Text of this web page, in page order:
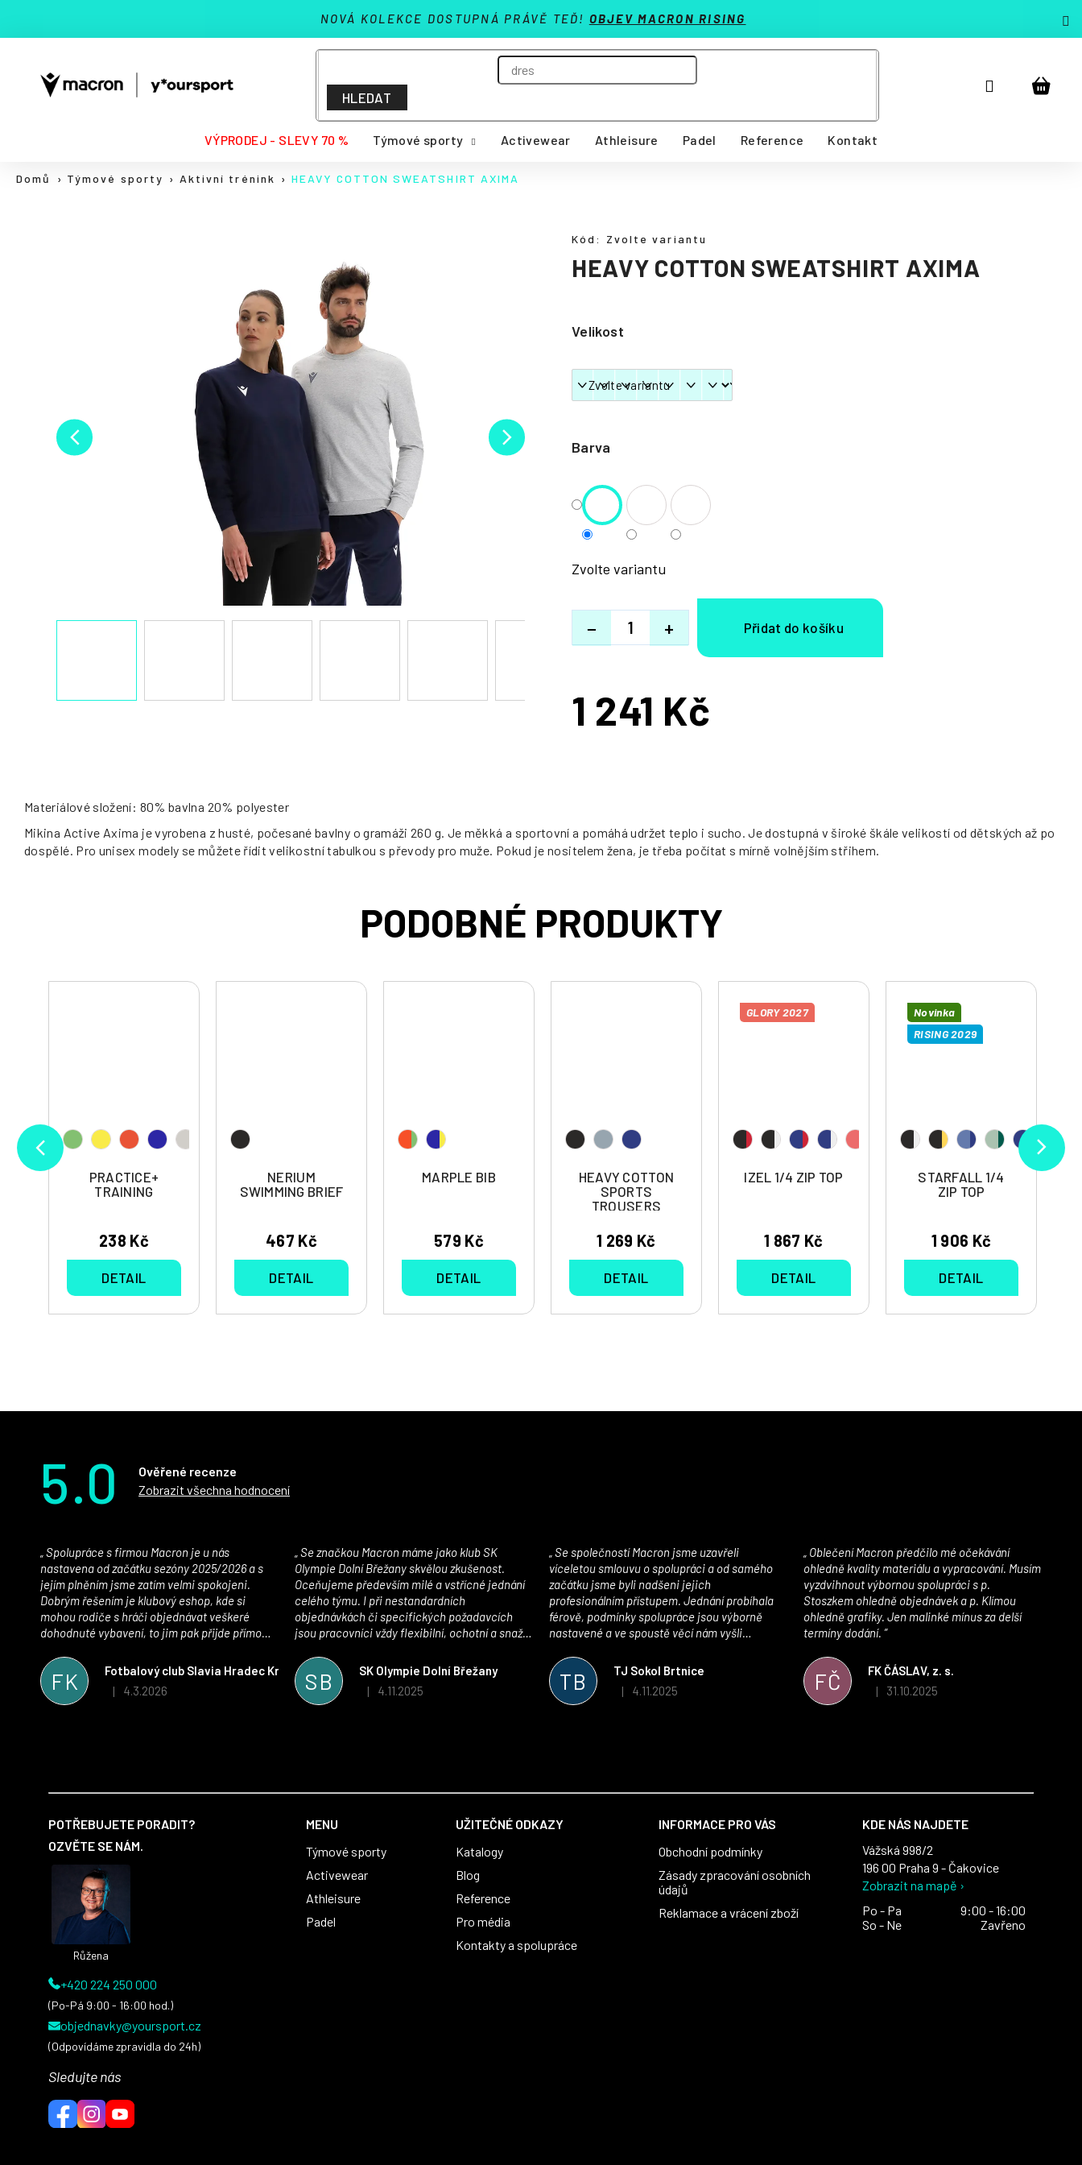
obsah
NOVÁ KOLEKCE DOSTUPNÁ PRÁVĚ TEĎ! OBJEV MACRON RISING
HLEDAT
Přihlášení
VÝPRODEJ - SLEVY 70 % Týmové sporty Activewear Athleisure Padel Reference Kontakt
Domů Týmové sporty Aktivní trénink HEAVY COTTON SWEATSHIRT AXIMA
HEAVY COTTON SWEATSHIRT AXIMA
Barva
Velikost
Zvolte variantu
+
−
Kód: Zvolte variantu
1 241 Kč
Měrná
Materiálové složení: 80% bavlna 20% polyester
Mikina Active Axima je vyrobena z husté, počesané bavlny o gramáži 260 g. Je měkká a sportovní a pomáhá udržet teplo i sucho. Je dostupná v široké škále velikostí od dětských až po
dospělé. Pro unisex modely se můžete řídit velikostní tabulkou s převody pro muže. Pokud je nositelem žena, je třeba počítat s mírně volnějším střihem.
PRACTICE+
TRAINING
238 Kč
DETAIL
NERIUM
SWIMMING BRIEF
467 Kč
DETAIL
MARPLE BIB
579 Kč
DETAIL
HEAVY COTTON
SPORTS
TROUSERS
1 269 Kč
DETAIL
GLORY 2027
IZEL 1/4 ZIP TOP
1 867 Kč
DETAIL
Novinka
RISING 2029
STARFALL 1/4
ZIP TOP
1 906 Kč
DETAIL
Zpět
obchodu
Zpět
obchodu
5.0
Ověřené recenze
Zobrazit všechna hodnocení
FK
Fotbalový club Slavia Hradec Králové z.s.
Hodnocení obchodu je 5 z 5 hvězdiček.
| 4.3.2026
nastavena od začátku sezóny 2025/2026 a s
jejím plněním jsme zatím velmi spokojeni.
Dobrým řešením je klubový eshop, kde si
mohou rodiče s hráči objednávat veškeré
dohodnuté vybavení, to jim pak přijde přímo
oblečením jsme spokojeni, stejně tak s
komunikací a snahou řešit všechny záležitosti
velmi rychle a ke spokojenosti obou stran.
SB
SK Olympie Dolní Břežany
Hodnocení obchodu je 5 z 5 hvězdiček.
| 4.11.2025
Olympie Dolní Břežany skvělou zkušenost.
Oceňujeme především milé a vstřícné jednání
celého týmu. I při nestandardních
objednávkách či specifických požadavcích
jsou pracovníci vždy flexibilní, ochotní a snaží
vynikající a plně odpovídá potřebám
sportovního klubu!
TB
TJ Sokol Brtnice
Hodnocení obchodu je 5 z 5 hvězdiček.
| 4.11.2025
víceletou smlouvu o spolupráci a od samého
začátku jsme byli nadšeni jejich
profesionálním přístupem. Jednání probíhala
férově, podmínky spolupráce jsou výborně
nastavené a ve spoustě věcí nám vyšli
velmi kvalitní a příjemné na nošení. Velmi
oceňujeme také vytvoření klubového e-shopu,
který je perfektně zpracovaný a výrazně nám
FČ
FK ČÁSLAV, z. s.
Hodnocení obchodu je 5 z 5 hvězdiček.
| 31.10.2025
ohledně kvality materiálu a vypracování. Musím
vyzdvihnout výbornou spolupráci s p.
Stoszkem ohledně objednávek a p. Klímou
ohledně grafiky. Jen malinké mínus za delší
termíny dodání.
POTŘEBUJETE PORADIT?
OZVĚTE SE NÁM.
Růžena
+420 224 250 000
(Po-Pá 9:00 - 16:00 hod.)
objednavky@yoursport.cz
(Odpovídáme zpravidla do 24h)
Sledujte nás
MENU
Týmové sporty
Activewear
Athleisure
Padel
UŽITEČNÉ ODKAZY
Katalogy
Blog
Reference
Pro média
Kontakty a spolupráce
INFORMACE PRO VÁS
Obchodní podmínky
Zásady zpracování osobních
údajů
Reklamace a vrácení zboží
KDE NÁS NAJDETE
Vážská 998/2
196 00 Praha 9 - Čakovice
Zobrazit na mapě ›
Po - Pa
9:00 - 16:00
So - Ne
Zavřeno